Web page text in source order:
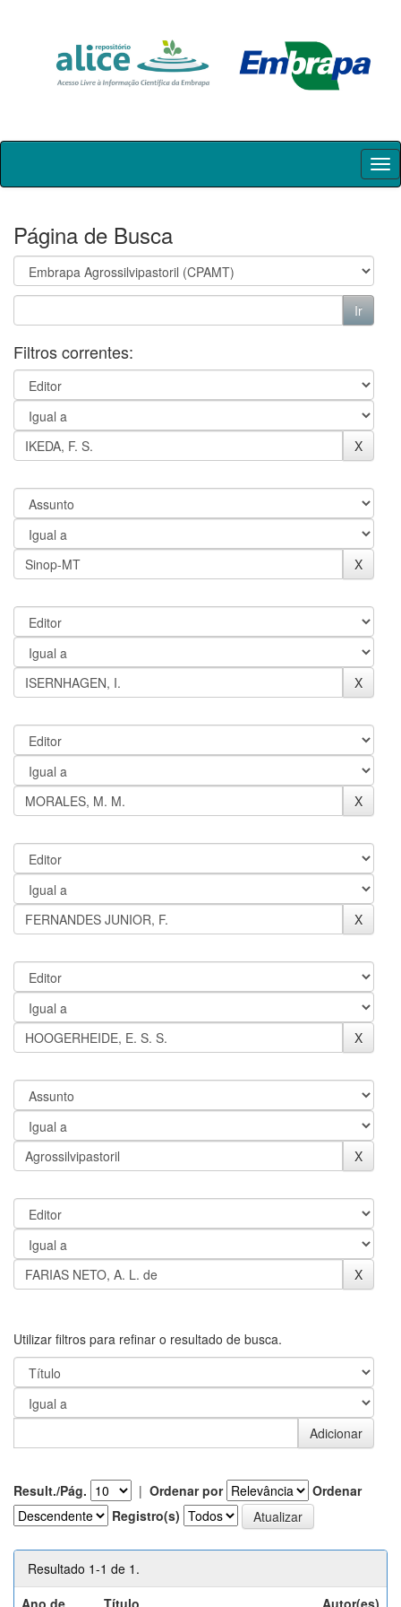
Skip
Página de Busca
Filtros correntes:
Utilizar filtros para refinar o resultado de busca.
Result./Pág. | Ordenar por
Ordenar
Registro(s)
Resultado 1-1 de 1.
Ano de
Título Autor(es)